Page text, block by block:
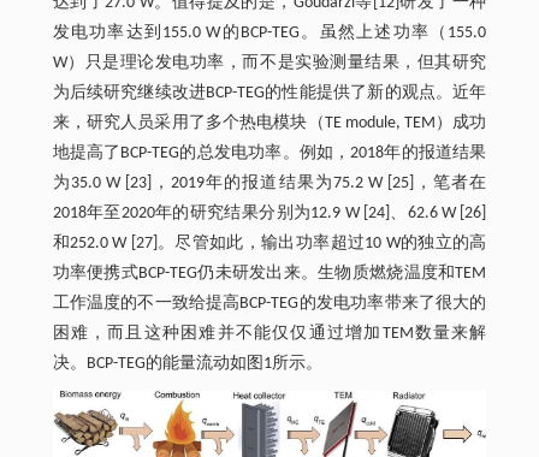
发电功率达到155.0 W的BCP-TEG。虽然上述功率（155.0
W）只是理论发电功率，而不是实验测量结果，但其研究
为后续研究继续改进BCP-TEG的性能提供了新的观点。近年
来，研究人员采用了多个热电模块（TE module, TEM）成功
地提高了BCP-TEG的总发电功率。例如，2018年的报道结果
为35.0 W [23]，2019年的报道结果为75.2 W [25]，笔者在
2018年至2020年的研究结果分别为12.9 W [24]、62.6 W [26]
和252.0 W [27]。尽管如此，输出功率超过10 W的独立的高
功率便携式BCP-TEG仍未研发出来。生物质燃烧温度和TEM
工作温度的不一致给提高BCP-TEG的发电功率带来了很大的
困难，而且这种困难并不能仅仅通过增加TEM数量来解
决。BCP-TEG的能量流动如图1所示。